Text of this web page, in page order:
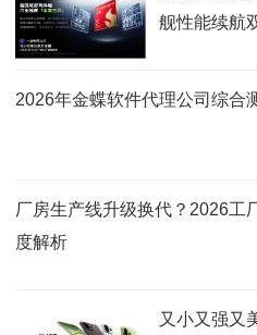
舰性能续航
2026年金蝶软件代理公司综合
厂房生产线升级换代？2026工
度解析
又小又强又